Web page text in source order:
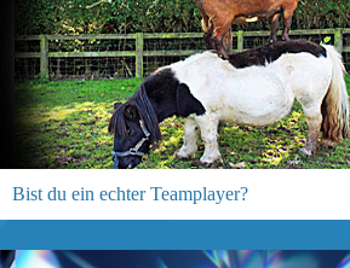
Bist du ein echter Teamplayer?